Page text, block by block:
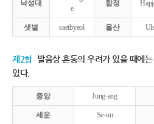
낙성대
e
합정
샛별 saetbyeol 울산
제2항 발음상 혼동의 우려가 있을 때에
있다.
중앙 Jung-ang
세운 Se-un